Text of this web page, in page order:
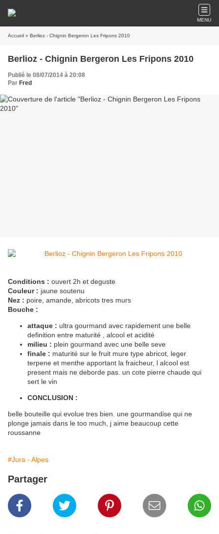
MENU
Accueil » Berlioz - Chignin Bergeron Les Fripons 2010
Berlioz - Chignin Bergeron Les Fripons 2010
Publié le 08/07/2014 à 20:08
Par Fred
Conditions : ouvert 2h et deguste
Couleur : jaune soutenu
Nez : poire, amande, abricots tres murs
Bouche :
attaque : ultra gourmand avec rapidement une belle
definition entre maturité , alcool et acidité
milieu : plein gourmand avec une belle seve
finale : maturité sur le fruit mure type abricot, leger
terpene et menthe apportant la fraicheur, l alcool est
present mais ne deborde pas. un cote pierre chaude qui
sert le vin
CONCLUSION :
belle bouteille qui evolue tres bien. une gourmandise qui ne
plonge jamais dans le too much, j aime beaucoup cette
roussanne
#Jura - Alpes
Partager